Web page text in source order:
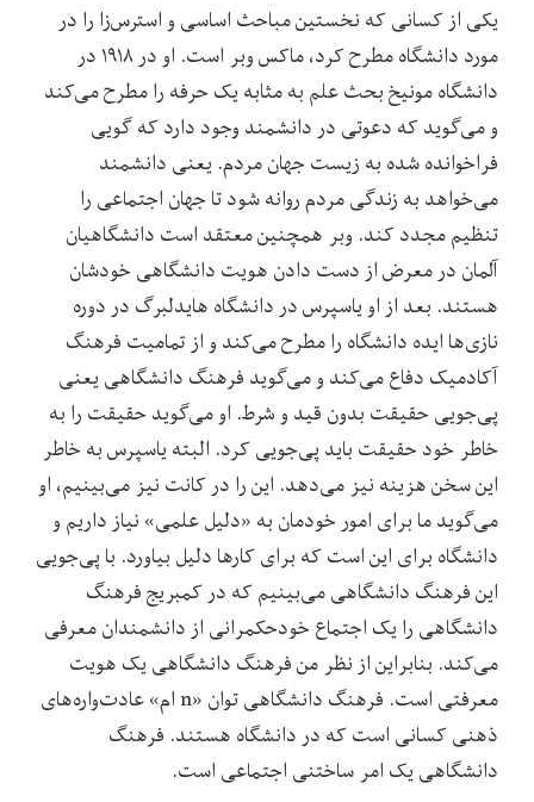
یکی از کسانی که نخستین مباحث اساسی و استرس‌زا را در
مورد دانشگاه مطرح کرد، ماکس وبر است. او در ۱۹۱۸ در
دانشگاه مونیخ بحث علم به مثابه یک حرفه را مطرح می‌کند
و می‌گوید که دعوتی در دانشمند وجود دارد که گویی
فراخوانده شده به زیست جهان مردم. یعنی دانشمند
می‌خواهد به زندگی مردم روانه شود تا جهان اجتماعی را
تنظیم مجدد کند. وبر همچنین معتقد است دانشگاهیان
آلمان در معرض از دست دادن هویت دانشگاهی خودشان
هستند. بعد از او یاسپرس در دانشگاه هایدلبرگ در دوره
نازی‌ها ایده دانشگاه را مطرح می‌کند و از تمامیت فرهنگ
آکادمیک دفاع می‌کند و می‌گوید فرهنگ دانشگاهی یعنی
پی‌جویی حقیقت بدون قید و شرط. او می‌گوید حقیقت را به
خاطر خود حقیقت باید پی‌جویی کرد. البته یاسپرس به خاطر
این سخن هزینه نیز می‌دهد. این را در کانت نیز می‌بینیم، او
می‌گوید ما برای امور خودمان به «دلیل علمی» نیاز داریم و
دانشگاه برای این است که برای کارها دلیل بیاورد. با پی‌جویی
این فرهنگ دانشگاهی می‌بینیم که در کمبریج فرهنگ
دانشگاهی را یک اجتماع خودحکمرانی از دانشمندان معرفی
می‌کند. بنابراین از نظر من فرهنگ دانشگاهی یک هویت
معرفتی است. فرهنگ دانشگاهی توان «n‌ ام» عادت‌واره‌های
ذهنی کسانی است که در دانشگاه هستند. فرهنگ
دانشگاهی یک امر ساختنی اجتماعی است.